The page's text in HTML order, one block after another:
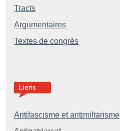
Tracts
Argumentaires
Textes de congrès
Antifascisme et antimiltarisme